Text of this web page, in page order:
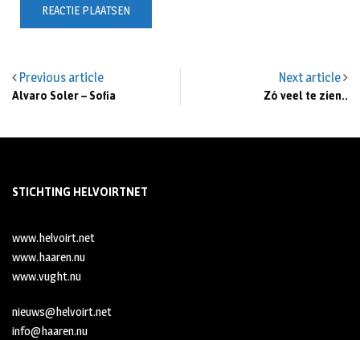
Previous article
Alvaro Soler – Sofia
Next article
Zó veel te zien..
STICHTING HELVOIRTNET
www.helvoirt.net
www.haaren.nu
www.vught.nu
nieuws@helvoirt.net
info@haaren.nu